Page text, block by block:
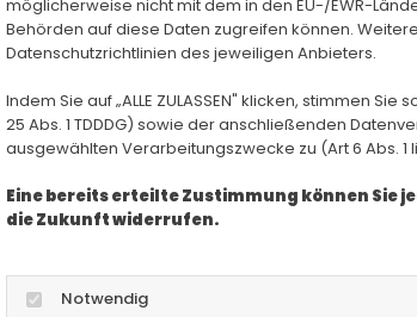
Der individuelle
Körpergewicht
Faustregel für
30-40 ml
möglicherweise nicht mit dem in den EU-/EWR-
Behörden auf diese Daten zugreifen können.
Datenschutzrichtlinien des jeweiligen Anbieters.
Indem Sie auf „ALLE ZULASSEN" klicken, stimmen
25 Abs. 1 TDDDG) sowie der anschließenden
ausgewählten Verarbeitungszwecke zu (Art 6 Abs. 1
Eine bereits erteilte Zustimmung können Sie
die Zukunft widerrufen.
Notwendig